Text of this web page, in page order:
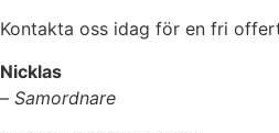
Kontakta oss idag för en fri
Nicklas
– Samordnare